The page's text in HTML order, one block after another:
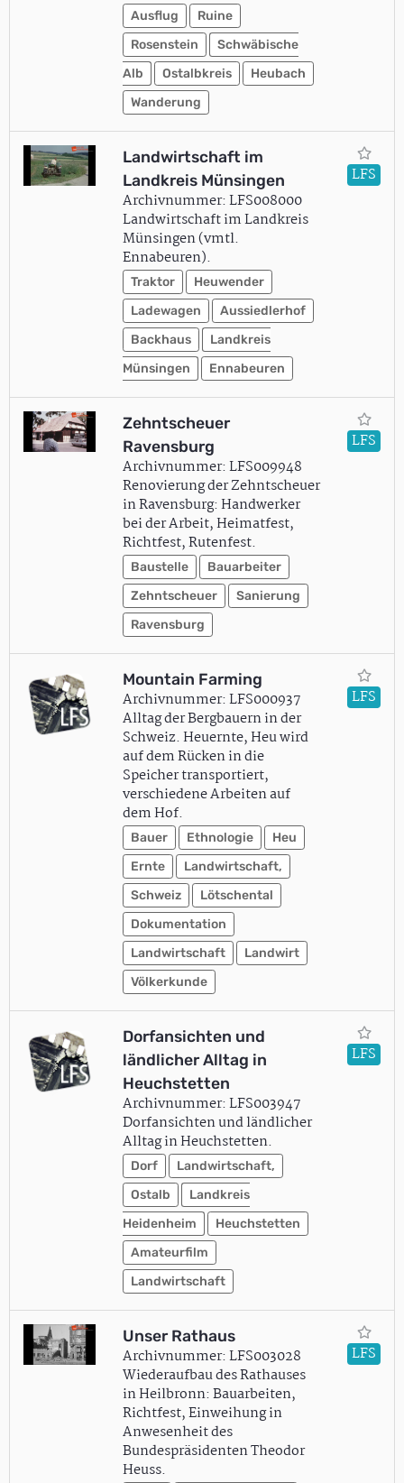
Ausflug
Ruine
Rosenstein
Schwäbische
Alb
Ostalbkreis
Heubach
Wanderung
Landwirtschaft im
Landkreis Münsingen
Archivnummer: LFS008000
Landwirtschaft im Landkreis
Münsingen (vmtl.
Ennabeuren).
Traktor
Heuwender
Ladewagen
Aussiedlerhof
Backhaus
Landkreis
Münsingen
Ennabeuren
LFS
Zehntscheuer
Ravensburg
Archivnummer: LFS009948
Renovierung der Zehntscheuer
in Ravensburg: Handwerker
bei der Arbeit, Heimatfest,
Richtfest, Rutenfest.
Baustelle
Bauarbeiter
Zehntscheuer
Sanierung
Ravensburg
LFS
Mountain Farming
Archivnummer: LFS000937
Alltag der Bergbauern in der
Schweiz. Heuernte, Heu wird
auf dem Rücken in die
Speicher transportiert,
verschiedene Arbeiten auf
dem Hof.
Bauer Ethnologie
Heu
Ernte
Landwirtschaft,
Schweiz
Lötschental
Dokumentation
Landwirtschaft
Landwirt
Völkerkunde
LFS
Dorfansichten und
ländlicher Alltag in
Heuchstetten
Archivnummer: LFS003947
Dorfansichten und ländlicher
Alltag in Heuchstetten.
Dorf
Landwirtschaft,
Ostalb
Landkreis
Heidenheim
Heuchstetten
Amateurfilm
Landwirtschaft
LFS
Unser Rathaus
Archivnummer: LFS003028
Wiederaufbau des Rathauses
in Heilbronn: Bauarbeiten,
Richtfest, Einweihung in
Anwesenheit des
Bundespräsidenten Theodor
Heuss.
LFS